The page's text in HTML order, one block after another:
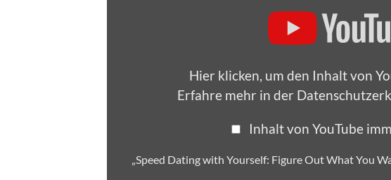
YouTube
anzeigen
Hier klicken, um den Inhalt von
Erfahre mehr in der
Inhalt von YouTube
„Speed Dating with Yourself: Figure Out What You